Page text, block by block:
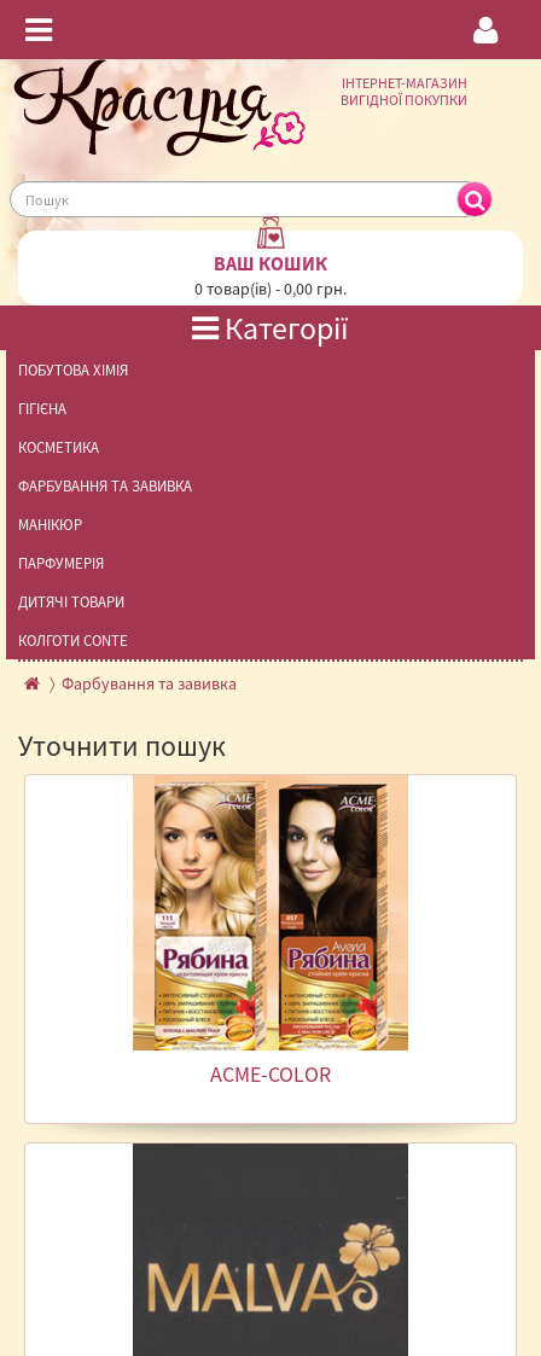
ІНТЕРНЕТ-МАГАЗИН
ВИГІДНОЇ ПОКУПКИ
ВАШ КОШИК
0 товар(ів) - 0,00 грн.
Категорії
ПОБУТОВА ХІМІЯ
ГІГІЄНА
КОСМЕТИКА
ФАРБУВАННЯ ТА ЗАВИВКА
МАНІКЮР
ПАРФУМЕРІЯ
ДИТЯЧІ ТОВАРИ
КОЛГОТИ CONTE
Фарбування та завивка
Уточнити пошук
ACME-COLOR